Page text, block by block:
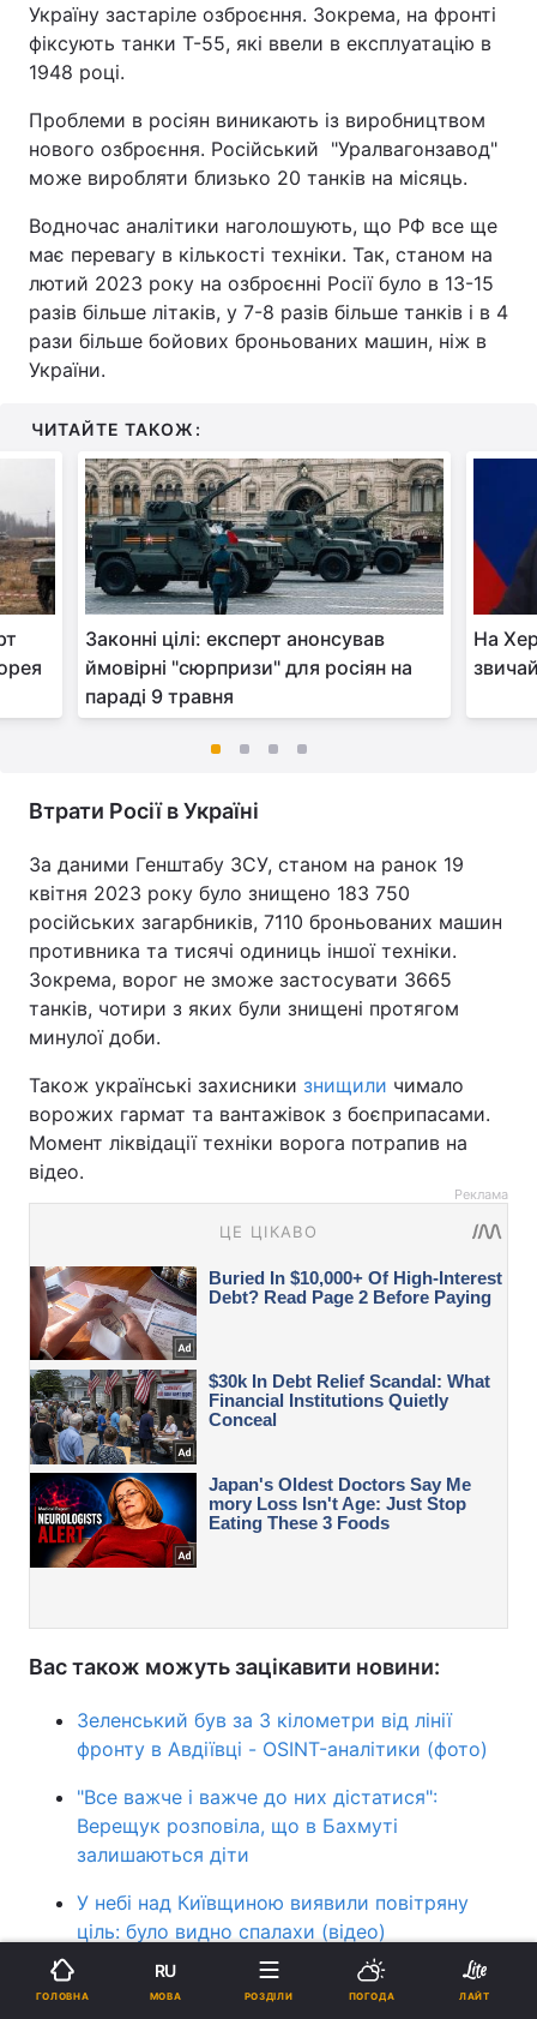
Україну застаріле озброєння. Зокрема, на фронті
фіксують танки Т-55, які ввели в експлуатацію в
1948 році.
Проблеми в росіян виникають із виробництвом
нового озброєння. Російський "Уралвагонзавод"
може виробляти близько 20 танків на місяць.
Водночас аналітики наголошують, що РФ все ще
має перевагу в кількості техніки. Так, станом на
лютий 2023 року на озброєнні Росії було в 13-15
разів більше літаків, у 7-8 разів більше танків і в 4
рази більше бойових броньованих машин, ніж в
України.
ЧИТАЙТЕ ТАКОЖ:
Законні цілі: експерт анонсував
ймовірні "сюрпризи" для росіян на
параді 9 травня
На
Втрати Росії в Україні
За даними Генштабу ЗСУ, станом на ранок 19
квітня 2023 року було знищено 183 750
російських загарбників, 7110 броньованих машин
противника та тисячі одиниць іншої техніки.
Зокрема, ворог не зможе застосувати 3665
танків, чотири з яких були знищені протягом
минулої доби.
Також українські захисники знищили чимало
ворожих гармат та вантажівок з боєприпасами.
Момент ліквідації техніки ворога потрапив на
відео.
Реклама
Вас також можуть зацікавити новини:
Зеленський був за 3 кілометри від лінії
фронту в Авдіївці - OSINT-аналітики (фото)
"Все важче і важче до них дістатися":
Верещук розповіла, що в Бахмуті
залишаються діти
У небі над Київщиною виявили повітряну
ціль: було видно спалахи (відео)
війна в Україні Втрати Росії в Україні
ГОЛОВНА
RU
МОВА РОЗДІЛИ ПОГОДА ЛАЙТ